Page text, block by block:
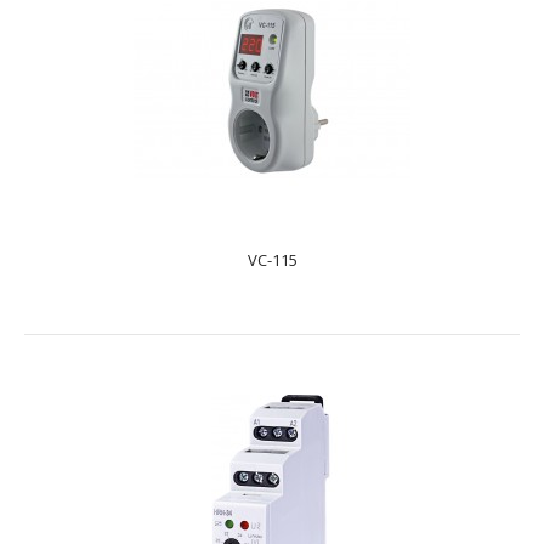
PH-116T
text_zero
Реле напруги РН-116Т призначене для відключення
VC-115